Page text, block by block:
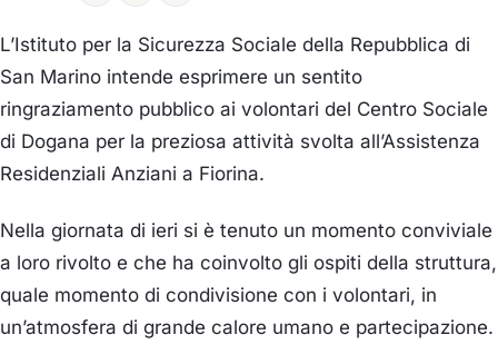
L’Istituto per la Sicurezza Sociale della Repubblica di
San Marino intende esprimere un sentito
ringraziamento pubblico ai volontari del Centro Sociale
di Dogana per la preziosa attività svolta all’Assistenza
Residenziali Anziani a Fiorina.
Nella giornata di ieri si è tenuto un momento conviviale
a loro rivolto e che ha coinvolto gli ospiti della struttura,
quale momento di condivisione con i volontari, in
un’atmosfera di grande calore umano e partecipazione.